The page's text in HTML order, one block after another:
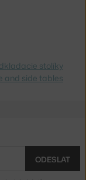
stolíky
and side tables
ODESLAT